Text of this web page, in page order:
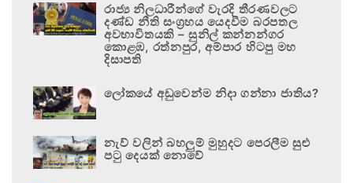
රාජ්‍ය නිලධාරීන්ගේ වැරදි තීරණවලට
දණ්ඩ නීති සංග්‍රහය යෙදවීම බරපතල
අවභාවිතයකි – සුනිල් කන්නන්ගර
කොළඹ, රත්නපුර, අම්පාර හිටපු මහ
දිසාපති
ලෝකයේ අඩුවෙන්ම නිදා ගන්නා ජාතිය?
නැව් වලින් බහලුම් මුහුදට පෙරලීම සුළු
පටු දෙයක් නොවේ